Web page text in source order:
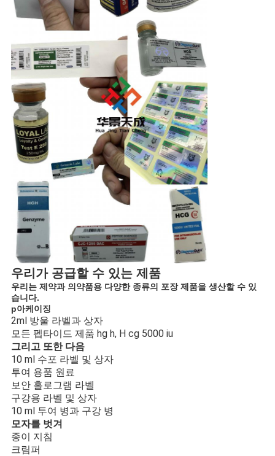
우리가 공급할 수 있는 제품
우리는 제약과 의약품용 다양한 종류의 포장 제품을 생산할 수 있
습니다.
p아케이징
2ml 방울 라벨과 상자
모든 펩타이드 제품 hg h, H cg 5000 iu
그리고 또한 다음
10 ml 수포 라벨 및 상자
투여 용품 원료
보안 홀로그램 라벨
구강용 라벨 및 상자
10 ml 투여 병과 구강 병
모자를 벗겨
종이 지침
크림퍼